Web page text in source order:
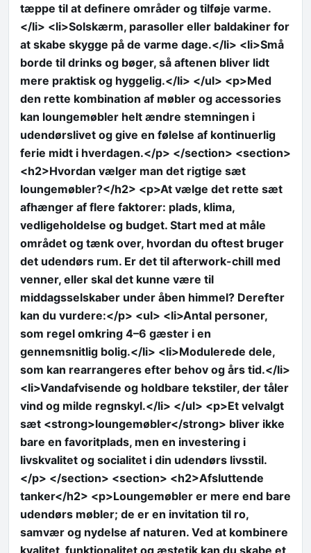
tæppe til at definere områder og tilføje varme.
</li> <li>Solskærm, parasoller eller baldakiner for
at skabe skygge på de varme dage.</li> <li>Små
borde til drinks og bøger, så aftenen bliver lidt
mere praktisk og hyggelig.</li> </ul> <p>Med
den rette kombination af møbler og accessories
kan loungemøbler helt ændre stemningen i
udendørslivet og give en følelse af kontinuerlig
ferie midt i hverdagen.</p> </section> <section>
<h2>Hvordan vælger man det rigtige sæt
loungemøbler?</h2> <p>At vælge det rette sæt
afhænger af flere faktorer: plads, klima,
vedligeholdelse og budget. Start med at måle
området og tænk over, hvordan du oftest bruger
det udendørs rum. Er det til afterwork-chill med
venner, eller skal det kunne være til
middagsselskaber under åben himmel? Derefter
kan du vurdere:</p> <ul> <li>Antal personer,
som regel omkring 4–6 gæster i en
gennemsnitlig bolig.</li> <li>Modulerede dele,
som kan rearrangeres efter behov og års tid.</li>
<li>Vandafvisende og holdbare tekstiler, der tåler
vind og milde regnskyl.</li> </ul> <p>Et velvalgt
sæt <strong>loungemøbler</strong> bliver ikke
bare en favoritplads, men en investering i
livskvalitet og socialitet i din udendørs livsstil.
</p> </section> <section> <h2>Afsluttende
tanker</h2> <p>Loungemøbler er mere end bare
udendørs møbler; de er en invitation til ro,
samvær og nydelse af naturen. Ved at kombinere
kvalitet, funktionalitet og æstetik kan du skabe et